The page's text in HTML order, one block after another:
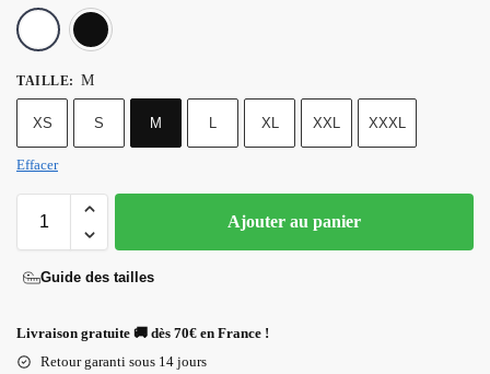
TAILLE: M
XS S M L XL XXL XXXL
Effacer
Ajouter au panier
Guide des tailles
Livraison gratuite 🚚 dès 70€ en France !
Retour garanti sous 14 jours